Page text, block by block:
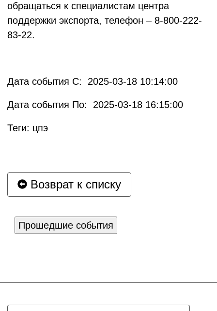
обращаться к специалистам центра
поддержки экспорта, телефон – 8-800-222-
83-22.
Дата события С: 2025-03-18 10:14:00
Дата события По: 2025-03-18 16:15:00
Теги: цпэ
Возврат к списку
Прошедшие события